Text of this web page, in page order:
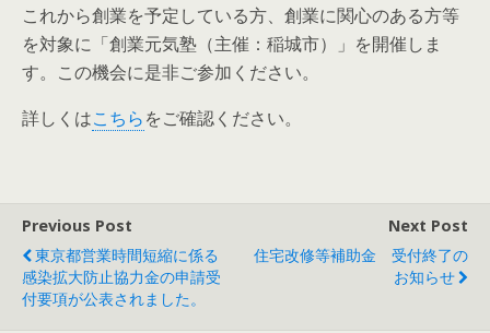
これから創業を予定している方、創業に関心のある方等
を対象に「創業元気塾（主催：稲城市）」を開催しま
す。この機会に是非ご参加ください。
詳しくはこちらをご確認ください。
Previous Post
東京都営業時間短縮に係る
感染拡大防止協力金の申請受
付要項が公表されました。
Next Post
住宅改修等補助金 受付終了の
お知らせ